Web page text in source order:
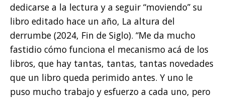
dedicarse a la lectura y a seguir “moviendo” su
libro editado hace un año, La altura del
derrumbe (2024, Fin de Siglo). “Me da mucho
fastidio cómo funciona el mecanismo acá de los
libros, que hay tantas, tantas, tantas novedades
que un libro queda perimido antes. Y uno le
puso mucho trabajo y esfuerzo a cada uno, pero